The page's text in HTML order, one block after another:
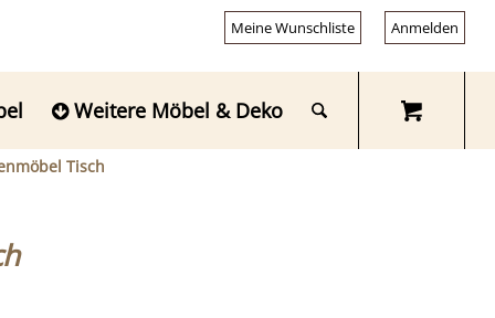
Meine Wunschliste Anmelden
Weitere Möbel & Deko
Tisch